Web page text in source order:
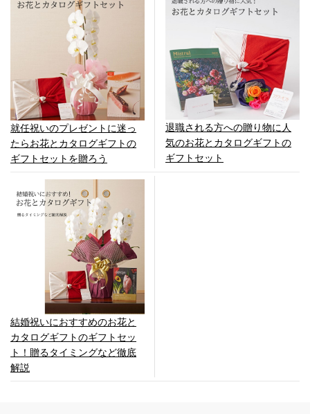
就任祝いのプレゼントに迷っ
たらお花とカタログギフトの
ギフトセットを贈ろう
退職される方への贈り物に人
気のお花とカタログギフトの
ギフトセット
結婚祝いにおすすめのお花と
カタログギフトのギフトセッ
ト！贈るタイミングなど徹底
解説